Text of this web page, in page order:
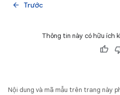
Trước
arrow_back
Thông tin này có hữu ích
Nội dung và mã mẫu trên trang này